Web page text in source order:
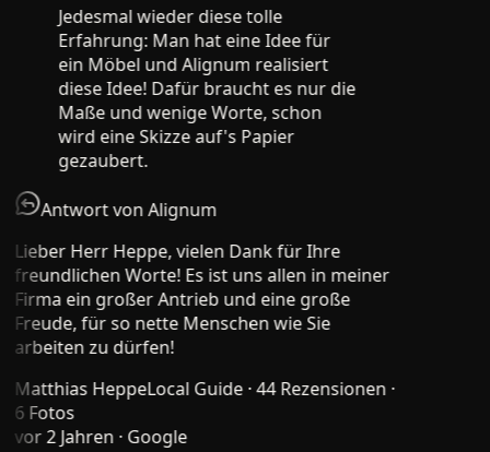
Jedesmal wieder diese tolle
Erfahrung: Man hat eine Idee für
ein Möbel und Alignum realisiert
diese Idee! Dafür braucht es nur die
Maße und wenige Worte, schon
wird eine Skizze auf's Papier
gezaubert.
Antwort von Alignum
Lieber Herr Heppe, vielen Dank für Ihre
freundlichen Worte! Es ist uns allen in meiner
Firma ein großer Antrieb und eine große
Freude, für so nette Menschen wie Sie
arbeiten zu dürfen!
Matthias HeppeLocal Guide · 44 Rezensionen ·
6 Fotos
vor 2 Jahren· Google